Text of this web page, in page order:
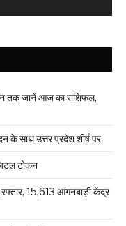
जानें आज का राशिफल,
के साथ उत्तर प्रदेश शीर्ष पर
टोकन
रफ्तार, 15,613 आंगनबाड़ी केंद्र